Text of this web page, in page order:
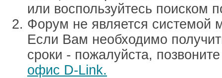
или воспользуйтесь поиском
Форум не является системой
Если Вам необходимо
сроки - пожалуйста,
офис D-Link.